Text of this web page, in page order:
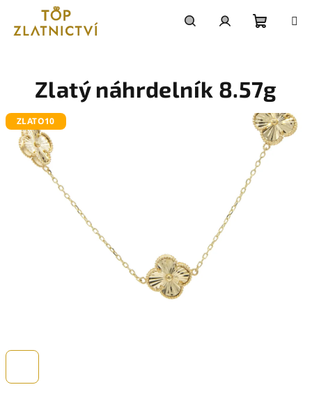
obsah
košík
Zlatý náhrdelník 8.57g
ZLATO10